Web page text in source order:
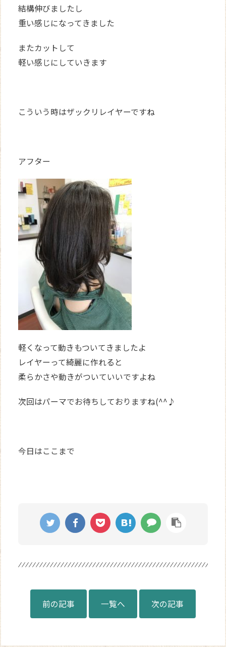
結構伸びましたし
重い感じになってきました
またカットして
軽い感じにしていきます
こういう時はザックリレイヤーですね
アフター
軽くなって動きもついてきましたよ
レイヤーって綺麗に作れると
柔らかさや動きがついていいですよね
次回はパーマでお待ちしておりますね(^^♪
今日はここまで
前の記事 一覧へ 次の記事